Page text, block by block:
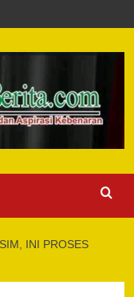
INI PROSES